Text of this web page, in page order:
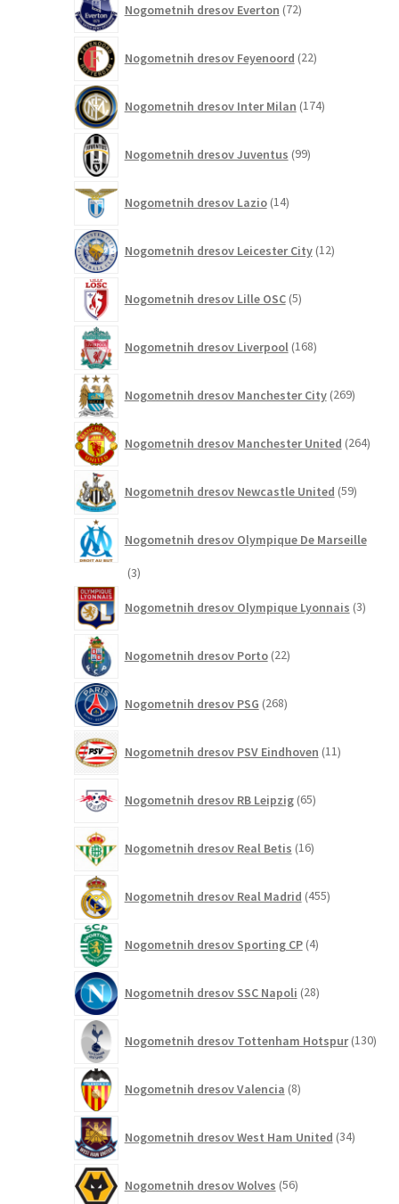
Nogometnih dresov Everton 72izdelkov
Nogometnih dresov Feyenoord 22izdelkov
Nogometnih dresov Inter Milan 174izdelkov
Nogometnih dresov Juventus 99izdelkov
Nogometnih dresov Lazio 14izdelkov
Nogometnih dresov Leicester City 12izdelkov
Nogometnih dresov Lille OSC 5izdelkov
Nogometnih dresov Liverpool 168izdelkov
Nogometnih dresov Manchester City 269izdelkov
Nogometnih dresov Manchester United 264
Nogometnih dresov Newcastle United 59izdelkov
Nogometnih dresov Olympique De Marseille
33
Nogometnih dresov Olympique Lyonnais 3izdelki
Nogometnih dresov Porto 22izdelkov
Nogometnih dresov PSG 268izdelkov
Nogometnih dresov PSV Eindhoven 11izdelkov
Nogometnih dresov RB Leipzig 65izdelkov
Nogometnih dresov Real Betis 16izdelkov
Nogometnih dresov Real Madrid 455izdelkov
Nogometnih dresov Sporting CP 4izdelki
Nogometnih dresov SSC Napoli 28izdelkov
Nogometnih dresov Tottenham Hotspur 130
Nogometnih dresov Valencia 8izdelkov
Nogometnih dresov West Ham United 34izdelkov
Nogometnih dresov Wolves 56izdelkov